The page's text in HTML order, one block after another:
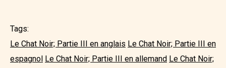
Tags:
Le Chat Noir; Partie III en anglais Le Chat Noir; Partie III en
espagnol Le Chat Noir; Partie III en allemand Le Chat Noir;